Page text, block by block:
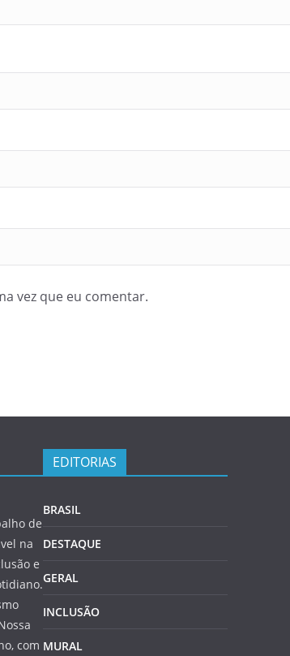
vez que eu comentar.
de
na
e
com
EDITORIAS
BRASIL
DESTAQUE
GERAL
INCLUSÃO
MURAL